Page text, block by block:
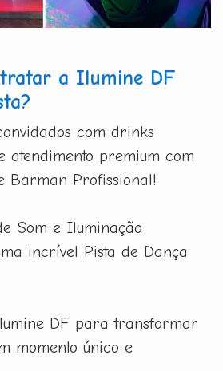
a Ilumine DF
com drinks
atendimento premium com
Barman Profissional!
Som e Iluminação
incrível Pista de Dança
DF para transformar
momento único e